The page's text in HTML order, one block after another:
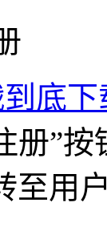
底
册”
至用